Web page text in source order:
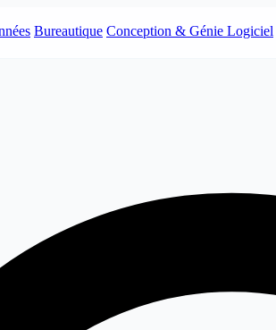
Bureautique Conception & Génie Logiciel